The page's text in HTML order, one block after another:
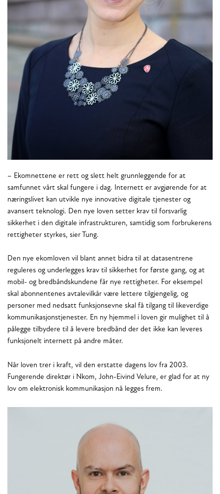
– Ekomnettene er rett og slett helt grunnleggende for at
samfunnet vårt skal fungere i dag. Internett er avgjørende for at
næringslivet kan utvikle nye innovative digitale tjenester og
avansert teknologi. Den nye loven setter krav til forsvarlig
sikkerhet i den digitale infrastrukturen, samtidig som forbrukerens
rettigheter styrkes, sier Tung.
Den nye ekomloven vil blant annet bidra til at datasentrene
reguleres og underlegges krav til sikkerhet for første gang, og at
mobil- og bredbåndskundene får nye rettigheter. For eksempel
skal abonnentenes avtalevilkår være lettere tilgjengelig, og
personer med nedsatt funksjonsevne skal få tilgang til likeverdige
kommunikasjonstjenester. En ny hjemmel i loven gir mulighet til å
pålegge tilbydere til å levere bredbånd der det ikke kan leveres
funksjonelt internett på andre måter.
Når loven trer i kraft, vil den erstatte dagens lov fra 2003.
Fungerende direktør i Nkom, John-Eivind Velure, er glad for at ny
lov om elektronisk kommunikasjon nå legges frem.